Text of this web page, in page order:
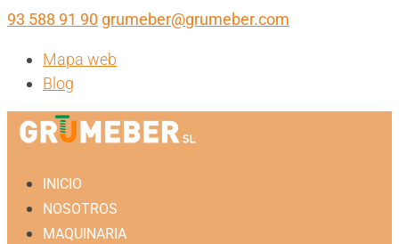
93 588 91 90 grumeber@grumeber.com
Mapa web
Blog
INICIO
NOSOTROS
MAQUINARIA